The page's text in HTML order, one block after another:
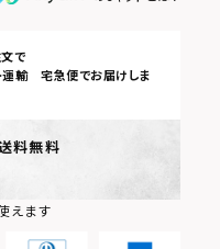
で
運輸 宅急便でお届けしま
料無料
えます